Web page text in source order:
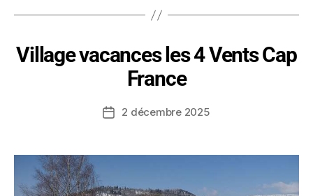
Village vacances les 4 Vents Cap
France
2 décembre 2025